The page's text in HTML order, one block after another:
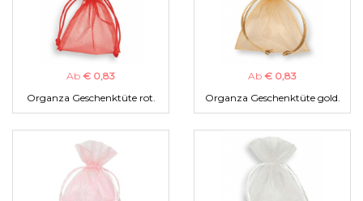
Ab € 0,83
Organza Geschenktüte rot.
Ab € 0,83
Organza Geschenktüte gold.